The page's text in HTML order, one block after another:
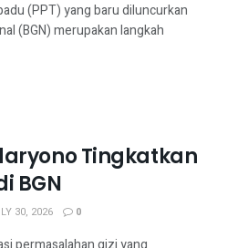
(PPT) yang baru diluncurkan
(BGN) merupakan langkah
Tingkatkan
BGN
30, 2026 0